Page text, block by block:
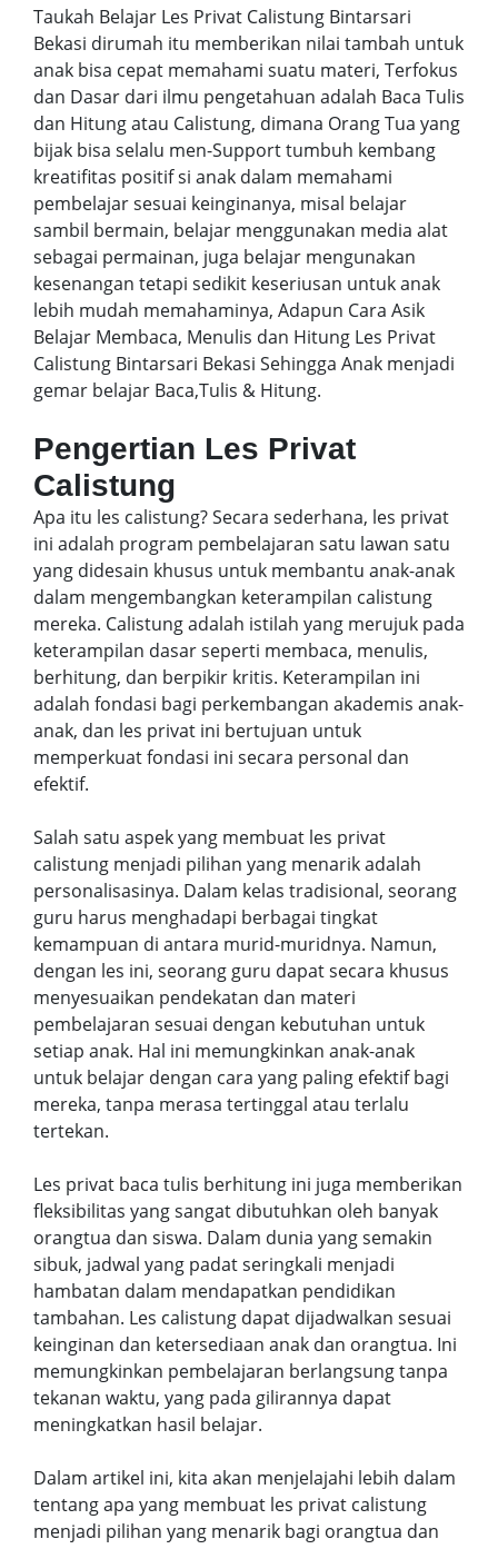
Taukah Belajar Les Privat Calistung Bintarsari
Bekasi dirumah itu memberikan nilai tambah untuk
anak bisa cepat memahami suatu materi, Terfokus
dan Dasar dari ilmu pengetahuan adalah Baca Tulis
dan Hitung atau Calistung, dimana Orang Tua yang
bijak bisa selalu men-Support tumbuh kembang
kreatifitas positif si anak dalam memahami
pembelajar sesuai keinginanya, misal belajar
sambil bermain, belajar menggunakan media alat
sebagai permainan, juga belajar mengunakan
kesenangan tetapi sedikit keseriusan untuk anak
lebih mudah memahaminya, Adapun Cara Asik
Belajar Membaca, Menulis dan Hitung Les Privat
Calistung Bintarsari Bekasi Sehingga Anak menjadi
gemar belajar Baca,Tulis & Hitung.
Pengertian Les Privat
Calistung
Apa itu les calistung? Secara sederhana, les privat
ini adalah program pembelajaran satu lawan satu
yang didesain khusus untuk membantu anak-anak
dalam mengembangkan keterampilan calistung
mereka. Calistung adalah istilah yang merujuk pada
keterampilan dasar seperti membaca, menulis,
berhitung, dan berpikir kritis. Keterampilan ini
adalah fondasi bagi perkembangan akademis anak-
anak, dan les privat ini bertujuan untuk
memperkuat fondasi ini secara personal dan
efektif.
Salah satu aspek yang membuat les privat
calistung menjadi pilihan yang menarik adalah
personalisasinya. Dalam kelas tradisional, seorang
guru harus menghadapi berbagai tingkat
kemampuan di antara murid-muridnya. Namun,
dengan les ini, seorang guru dapat secara khusus
menyesuaikan pendekatan dan materi
pembelajaran sesuai dengan kebutuhan untuk
setiap anak. Hal ini memungkinkan anak-anak
untuk belajar dengan cara yang paling efektif bagi
mereka, tanpa merasa tertinggal atau terlalu
tertekan.
Les privat baca tulis berhitung ini juga memberikan
fleksibilitas yang sangat dibutuhkan oleh banyak
orangtua dan siswa. Dalam dunia yang semakin
sibuk, jadwal yang padat seringkali menjadi
hambatan dalam mendapatkan pendidikan
tambahan. Les calistung dapat dijadwalkan sesuai
keinginan dan ketersediaan anak dan orangtua. Ini
memungkinkan pembelajaran berlangsung tanpa
tekanan waktu, yang pada gilirannya dapat
meningkatkan hasil belajar.
Dalam artikel ini, kita akan menjelajahi lebih dalam
tentang apa yang membuat les privat calistung
menjadi pilihan yang menarik bagi orangtua dan